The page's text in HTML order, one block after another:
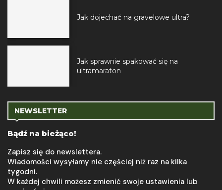
Jak dojechać na gravelowe ultra?
Jak sprawnie spakować się na
ultramaraton
NEWSLETTER
Bądź na bieżąco!
Zapisz się do newslettera.
Wiadomości wysyłamy nie częściej niż raz na kilka
tygodni.
W każdej chwili możesz zmienić swoje ustawienia lub